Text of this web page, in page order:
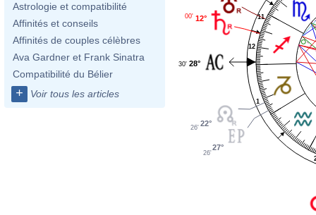
Astrologie et compatibilité
Affinités et conseils
Affinités de couples célèbres
Ava Gardner et Frank Sinatra
Compatibilité du Bélier
+ Voir tous les articles
1
11
12
12°
00'
28°
30'
22°
26'
27°
26'